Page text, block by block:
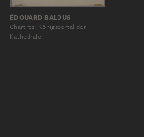
ÉDOUARD BALDUS
Chartres: Königsportal der
Kathedrale